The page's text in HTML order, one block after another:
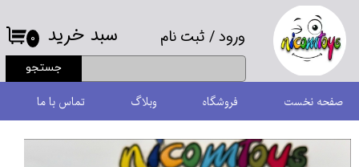
ورود/ ثبت نام
حساب کاربری من
تغییر گذر واژه
سفارشات
خروج از حساب کاربری
جستجو
۰ سبد خرید
صفحه نخست فروشگاه وبلاگ تماس با ما